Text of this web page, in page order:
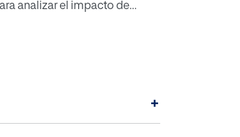
analizar el impacto de
en la definición de una
sociales mencionadas y la
presentamos dos casos
+